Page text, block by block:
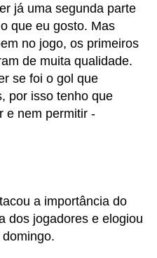
já uma segunda parte
que eu gosto. Mas
no jogo, os primeiros
de muita qualidade.
se foi o gol que
por isso tenho que
e nem permitir -
a importância do
dos jogadores e elogiou